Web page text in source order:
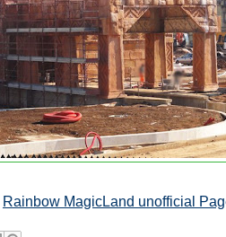
Rainbow MagicLand unofficial